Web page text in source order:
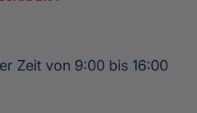
Zeit von 9:00 bis 16:00